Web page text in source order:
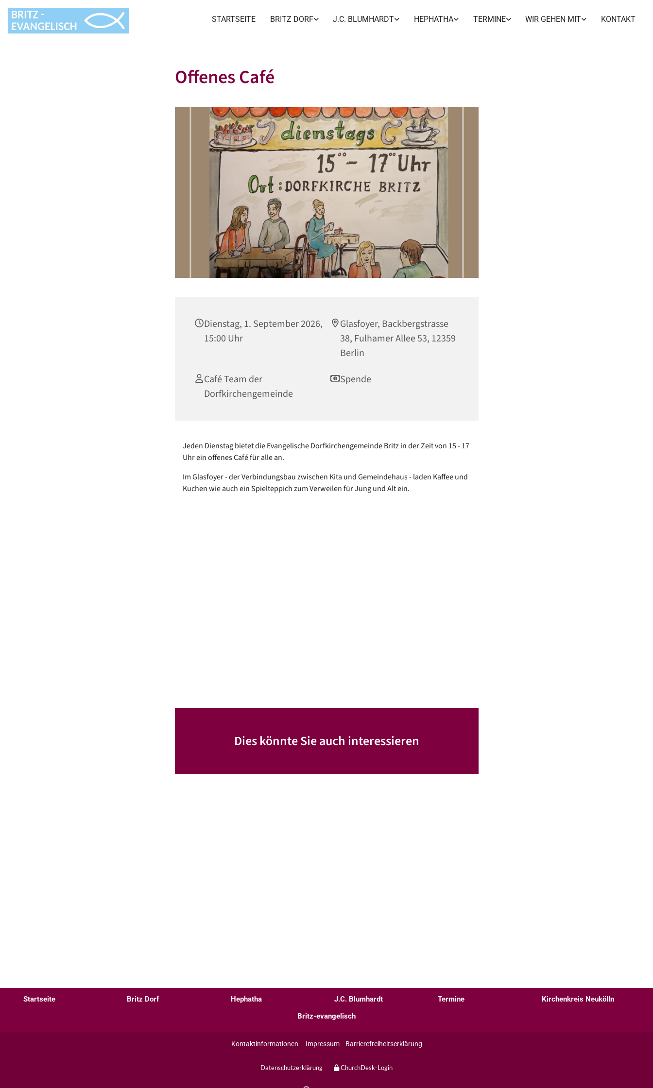
STARTSEITE BRITZ DORF J.C. BLUMHARDT HEPHATHA TERMINE WIR GEHEN MIT KONTAKT
Offenes Café
Dienstag, 1. September 2026,
15:00 Uhr
Glasfoyer, Backbergstrasse
38, Fulhamer Allee 53, 12359
Berlin
Café Team der
Dorfkirchengemeinde
Spende
Jeden Dienstag bietet die Evangelische Dorfkirchengemeinde Britz in der Zeit von 15 - 17
Uhr ein offenes Café für alle an.
Im Glasfoyer - der Verbindungsbau zwischen Kita und Gemeindehaus - laden Kaffee und
Kuchen wie auch ein Spielteppich zum Verweilen für Jung und Alt ein.
Dies könnte Sie auch interessieren
Startseite Britz Dorf Hephatha J.C. Blumhardt Termine
Kirchenkreis Neukölln
Britz-evangelisch
Kontaktinformationen Impressum Barrierefreiheitserklärung
Datenschutzerklärung ChurchDesk-Login